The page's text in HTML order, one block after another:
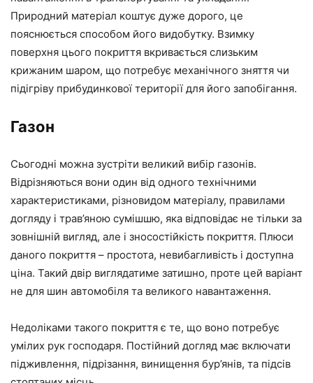
Природний матеріал коштує дуже дорого, це
пояснюється способом його видобутку. Взимку
поверхня цього покриття вкривається слизьким
крижаним шаром, що потребує механічного зняття чи
підігріву прибудинкової території для його запобігання.
Газон
Сьогодні можна зустріти великий вибір газонів.
Відрізняються вони один від одного технічними
характеристиками, різновидом матеріалу, правилами
догляду і трав’яною сумішшю, яка відповідає не тільки за
зовнішній вигляд, але і зносостійкість покриття. Плюси
даного покриття – простота, невибагливість і доступна
ціна. Такий двір виглядатиме затишно, проте цей варіант
не для шин автомобіля та великого навантаження.
Недоліками такого покриття є те, що воно потребує
умілих рук господаря. Постійний догляд має включати
підживлення, підрізання, винищення бур’янів, та підсів